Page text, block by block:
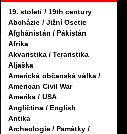
19. století / 19th century
Abcházie / Jižní Osetie
Afghánistán / Pákistán
Afrika
Akvaristika / Teraristika
Aljaška
Americká občanská válka /
American Civil War
Amerika / USA
Angličtina / English
Antika
Archeologie / Památky /